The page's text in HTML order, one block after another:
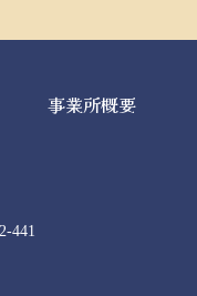
事業所概要
441